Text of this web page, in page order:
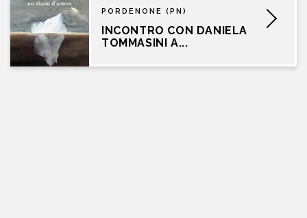
PORDENONE (PN)
INCONTRO CON DANIELA
TOMMASINI A...